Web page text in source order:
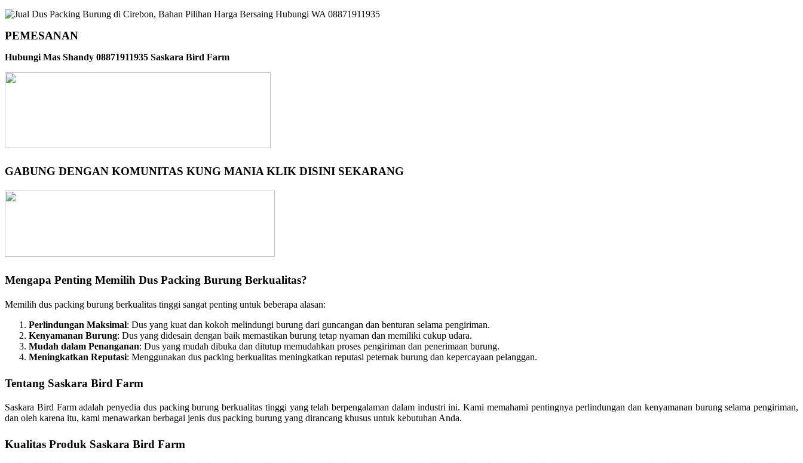
PEMESANAN
Hubungi Mas Shandy 08871911935 Saskara Bird Farm
GABUNG DENGAN KOMUNITAS KUNG MANIA KLIK DISINI SEKARANG
Mengapa Penting Memilih Dus Packing Burung Berkualitas?
Memilih dus packing burung berkualitas tinggi sangat penting untuk beberapa alasan:
Perlindungan Maksimal: Dus yang kuat dan kokoh melindungi burung dari guncangan dan benturan selama pengiriman.
Kenyamanan Burung: Dus yang didesain dengan baik memastikan burung tetap nyaman dan memiliki cukup udara.
Mudah dalam Penanganan: Dus yang mudah dibuka dan ditutup memudahkan proses pengiriman dan penerimaan burung.
Meningkatkan Reputasi: Menggunakan dus packing berkualitas meningkatkan reputasi peternak burung dan kepercayaan pelanggan.
Tentang Saskara Bird Farm
Saskara Bird Farm adalah penyedia dus packing burung berkualitas tinggi yang telah berpengalaman dalam industri ini. Kami memahami pentingnya perlindungan dan kenyamanan burung selama pengiriman,
dan oleh karena itu, kami menawarkan berbagai jenis dus packing burung yang dirancang khusus untuk kebutuhan Anda.
Kualitas Produk Saskara Bird Farm